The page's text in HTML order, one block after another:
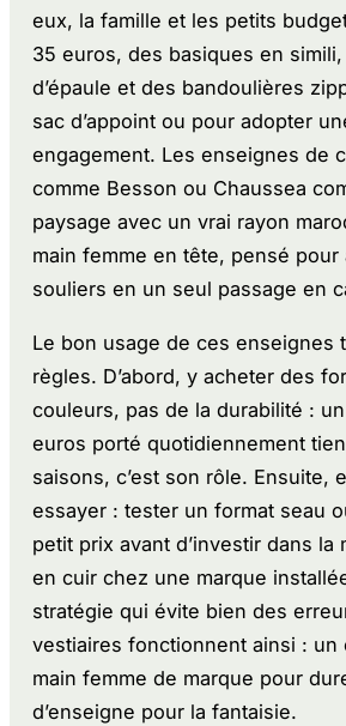
eux, la famille et les petits
35 euros, des basiques en
d’épaule et des bandoulières
sac d’appoint ou pour adopter
engagement. Les enseignes de
comme Besson ou Chaussea
paysage avec un vrai rayon
main femme en tête, pensé pour
souliers en un seul passage en
Le bon usage de ces enseignes
règles. D’abord, y acheter des
couleurs, pas de la durabilité :
euros porté quotidiennement
saisons, c’est son rôle. Ensuite,
essayer : tester un format seau
petit prix avant d’investir dans la
en cuir chez une marque
stratégie qui évite bien des
vestiaires fonctionnent ainsi : un
main femme de marque pour
d’enseigne pour la fantaisie.